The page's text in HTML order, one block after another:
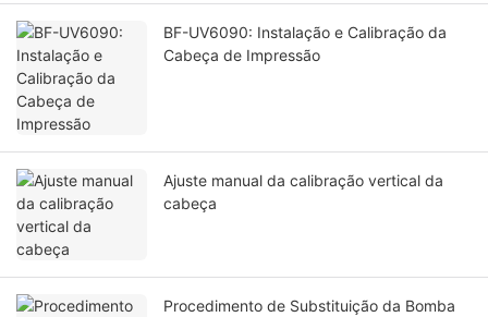
BF-UV6090: Instalação e Calibração da
Cabeça de Impressão
Ajuste manual da calibração vertical da
cabeça
Procedimento de Substituição da Bomba